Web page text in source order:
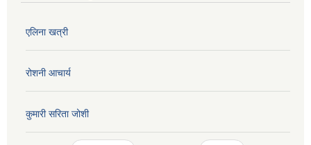
एलिना खत्री
रोशनी आचार्य
कुमारी सरिता जोशी